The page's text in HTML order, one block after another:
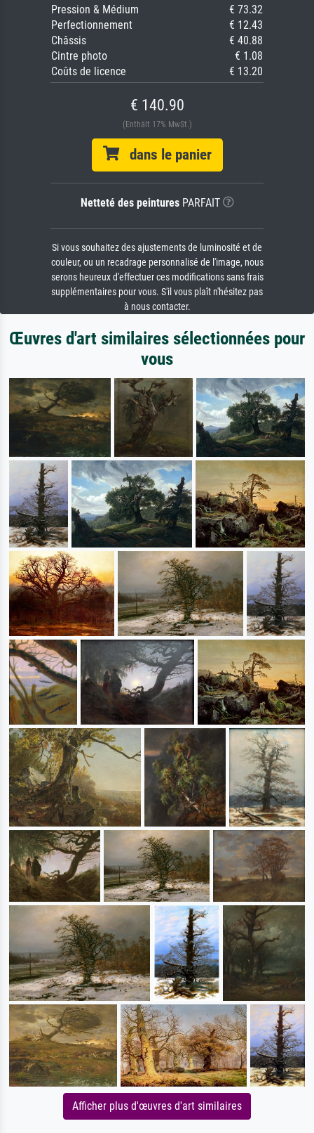
Pression & Médium
€ 73.32
Perfectionnement
€ 12.43
Châssis
€ 40.88
Cintre photo
€ 1.08
Coûts de licence
€ 13.20
€ 140.90
(Enthält 17% MwSt.)
dans le panier
Netteté des peinturesPARFAIT
Si vous souhaitez des ajustements de luminosité et de
couleur, ou un recadrage personnalisé de l'image, nous
serons heureux d'effectuer ces modifications sans frais
supplémentaires pour vous. S'il vous plaît n'hésitez pas
à nous contacter.
Œuvres d'art similaires sélectionnées pour
vous
Afficher plus d'œuvres d'art similaires